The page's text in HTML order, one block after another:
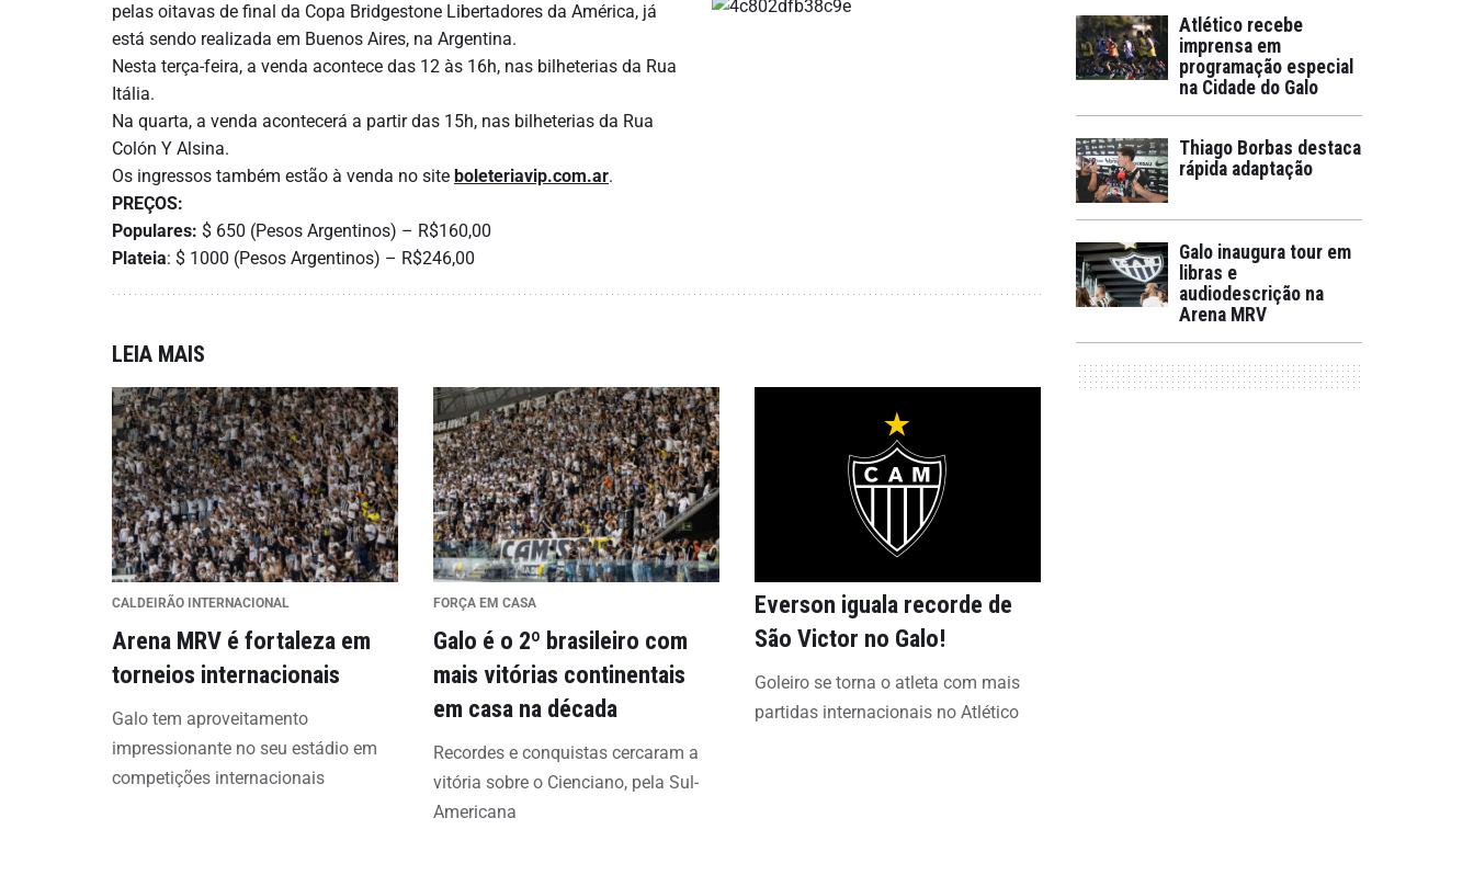
pelas oitavas de final da Copa Bridgestone Libertadores da América, já
está sendo realizada em Buenos Aires, na Argentina.
Nesta terça-feira, a venda acontece das 12 às 16h, nas bilheterias da Rua
Itália.
Na quarta, a venda acontecerá a partir das 15h, nas bilheterias da Rua
Colón Y Alsina.
Os ingressos também estão à venda no site boleteriavip.com.ar.
PREÇOS:
Populares: $ 650 (Pesos Argentinos) – R$160,00
Plateia: $ 1000 (Pesos Argentinos) – R$246,00
LEIA MAIS
CALDEIRÃO INTERNACIONAL
Arena MRV é fortaleza em
torneios internacionais
Galo tem aproveitamento
impressionante no seu estádio em
competições internacionais
FORÇA EM CASA
Galo é o 2º brasileiro com
mais vitórias continentais
em casa na década
Recordes e conquistas cercaram a
vitória sobre o Cienciano, pela Sul-
Americana
Everson iguala recorde de
São Victor no Galo!
Goleiro se torna o atleta com mais
partidas internacionais no Atlético
Atlético recebe
imprensa em
programação especial
na Cidade do Galo
Thiago Borbas destaca
rápida adaptação
Galo inaugura tour em
libras e
audiodescrição na
Arena MRV